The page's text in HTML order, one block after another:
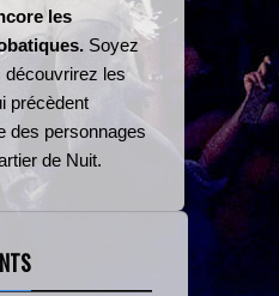
les
Soyez
découvrirez les
précèdent
des personnages
de Nuit.